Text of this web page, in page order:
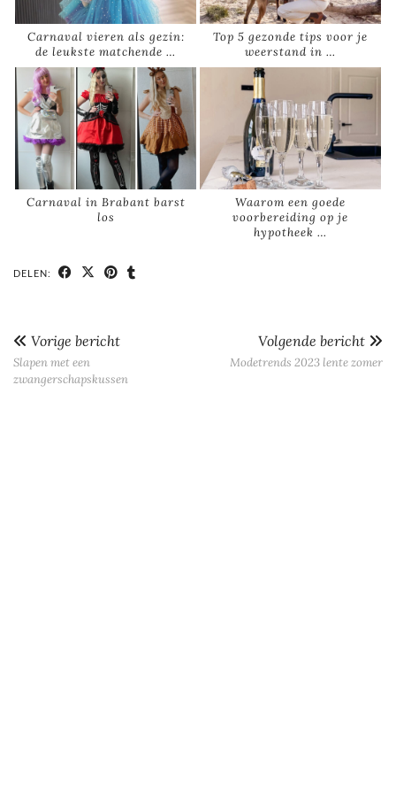
Carnaval vieren als gezin:
de leukste matchende …
Top 5 gezonde tips voor je
weerstand in …
Carnaval in Brabant barst
los
Waarom een goede
voorbereiding op je
hypotheek …
DELEN:
Vorige bericht
Slapen met een
zwangerschapskussen
Volgende bericht
Modetrends 2023 lente zomer